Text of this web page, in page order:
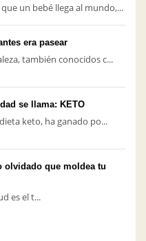
un bebé llega al mundo,...
era pasear
también conocidos c...
se llama: KETO
keto, ha ganado po...
olvidado que moldea tu
el t...